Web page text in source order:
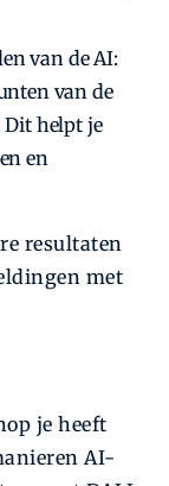
van de AI:
van de
Dit helpt je
en
resultaten
met
je heeft
AI-